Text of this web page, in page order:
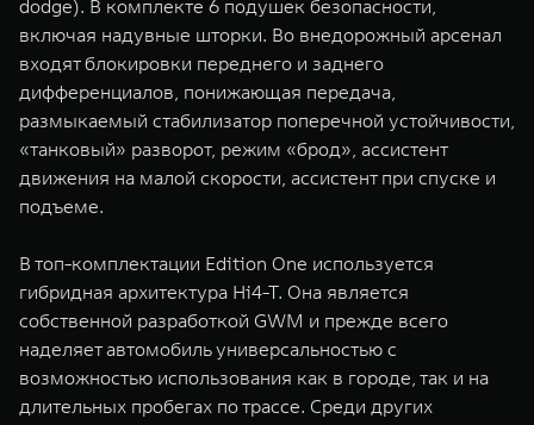
dodge). В комплекте 6 подушек безопасности,
включая надувные шторки. Во внедорожный арсенал
входят блокировки переднего и заднего
дифференциалов, понижающая передача,
размыкаемый стабилизатор поперечной устойчивости,
«танковый» разворот, режим «брод», ассистент
движения на малой скорости, ассистент при спуске и
подъеме.
В топ-комплектации Edition One используется
гибридная архитектура Hi4-T. Она является
собственной разработкой GWM и прежде всего
наделяет автомобиль универсальностью с
возможностью использования как в городе, так и на
длительных пробегах по трассе. Среди других